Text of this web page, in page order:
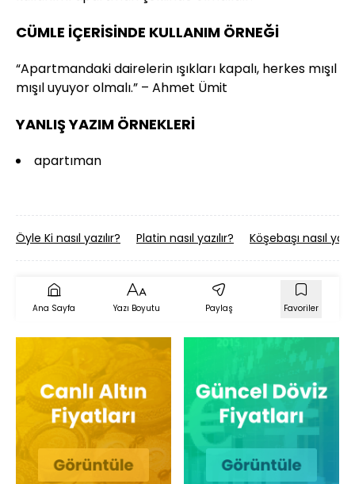
CÜMLE İÇERİSİNDE KULLANIM ÖRNEĞİ
“Apartmandaki dairelerin ışıkları kapalı, herkes mışıl
mışıl uyuyor olmalı.” – Ahmet Ümit
YANLIŞ YAZIM ÖRNEKLERİ
apartıman
Öyle Ki nasıl yazılır? Platin nasıl yazılır? Köşebaşı nasıl
Ana Sayfa Yazı Boyutu Paylaş Favoriler